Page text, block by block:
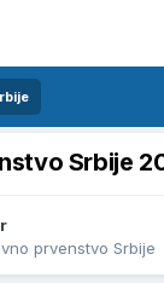
Srbije
prvenstvo Srbije